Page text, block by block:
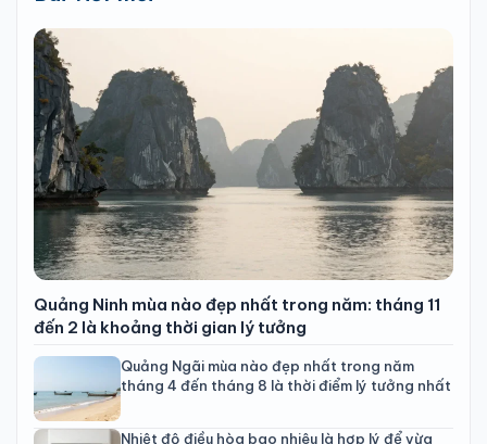
Quảng Ninh mùa nào đẹp nhất trong năm: tháng 11
đến 2 là khoảng thời gian lý tưởng
Quảng Ngãi mùa nào đẹp nhất trong năm
tháng 4 đến tháng 8 là thời điểm lý tưởng nhất
Nhiệt độ điều hòa bao nhiêu là hợp lý để vừa